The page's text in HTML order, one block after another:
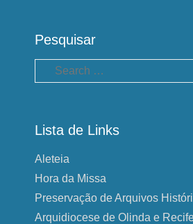
Pesquisar
Pesquisa
Lista de Links
Aleteia
Hora da Missa
Preservação de Arquivos
Arquidiocese de Olinda e